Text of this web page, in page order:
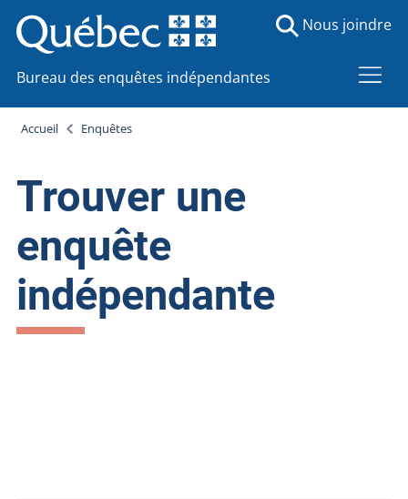
Bureau des enquêtes indépendantes
Nous joindre
Accueil Enquêtes
Trouver une
enquête
indépendante